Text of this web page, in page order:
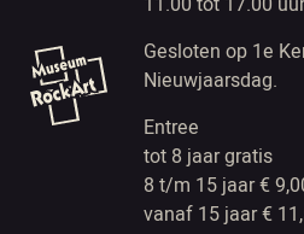
Gesloten op 1e
Nieuwjaarsdag.
Entree
tot 8 jaar gratis
8 t/m 15 jaar €
vanaf 15 jaar €